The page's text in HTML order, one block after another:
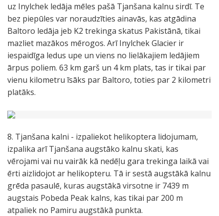
uz Inylchek ledāja mēles pašā Tjanšana kalnu sirdī. Te
bez piepūles var noraudzīties ainavās, kas atgādina
Baltoro ledāja jeb K2 trekinga skatus Pakistānā, tikai
mazliet mazākos mērogos. Arī Inylchek Glacier ir
iespaidīga ledus upe un viens no lielākajiem ledājiem
ārpus poliem. 63 km garš un 4 km plats, tas ir tikai par
vienu kilometru īsāks par Baltoro, toties par 2 kilometri
platāks.
8. Tjanšana kalni - izpaliekot helikoptera lidojumam,
izpalika arī Tjanšana augstāko kalnu skati, kas
vērojami vai nu vairāk kā nedēļu gara trekinga laikā vai
ērti aizlidojot ar helikopteru. Tā ir sestā augstākā kalnu
grēda pasaulē, kuras augstākā virsotne ir 7439 m
augstais Pobeda Peak kalns, kas tikai par 200 m
atpaliek no Pamiru augstākā punkta.